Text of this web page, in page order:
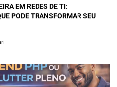
EM REDES DE TI:
PODE TRANSFORMAR SEU